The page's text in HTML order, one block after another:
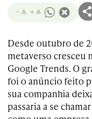
- A + A
Desde outubro de
metaverso cresceu
Google Trends. O
foi o anúncio feito
sua companhia
passaria a se